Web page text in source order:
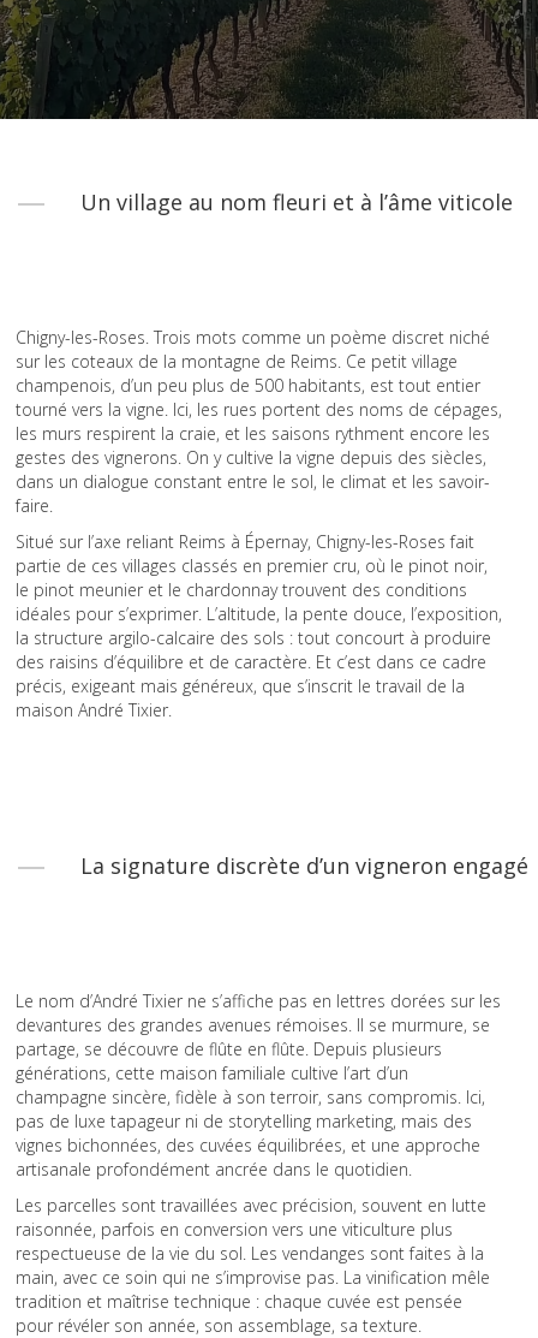
Un village au nom fleuri et à l’âme viticole
Chigny-les-Roses. Trois mots comme un poème discret niché
sur les coteaux de la montagne de Reims. Ce petit village
champenois, d’un peu plus de 500 habitants, est tout entier
tourné vers la vigne. Ici, les rues portent des noms de cépages,
les murs respirent la craie, et les saisons rythment encore les
gestes des vignerons. On y cultive la vigne depuis des siècles,
dans un dialogue constant entre le sol, le climat et les savoir-
faire.
Situé sur l’axe reliant Reims à Épernay, Chigny-les-Roses fait
partie de ces villages classés en premier cru, où le pinot noir,
le pinot meunier et le chardonnay trouvent des conditions
idéales pour s’exprimer. L’altitude, la pente douce, l’exposition,
la structure argilo-calcaire des sols : tout concourt à produire
des raisins d’équilibre et de caractère. Et c’est dans ce cadre
précis, exigeant mais généreux, que s’inscrit le travail de la
maison André Tixier.
La signature discrète d’un vigneron engagé
Le nom d’André Tixier ne s’affiche pas en lettres dorées sur les
devantures des grandes avenues rémoises. Il se murmure, se
partage, se découvre de flûte en flûte. Depuis plusieurs
générations, cette maison familiale cultive l’art d’un
champagne sincère, fidèle à son terroir, sans compromis. Ici,
pas de luxe tapageur ni de storytelling marketing, mais des
vignes bichonnées, des cuvées équilibrées, et une approche
artisanale profondément ancrée dans le quotidien.
Les parcelles sont travaillées avec précision, souvent en lutte
raisonnée, parfois en conversion vers une viticulture plus
respectueuse de la vie du sol. Les vendanges sont faites à la
main, avec ce soin qui ne s’improvise pas. La vinification mêle
tradition et maîtrise technique : chaque cuvée est pensée
pour révéler son année, son assemblage, sa texture.